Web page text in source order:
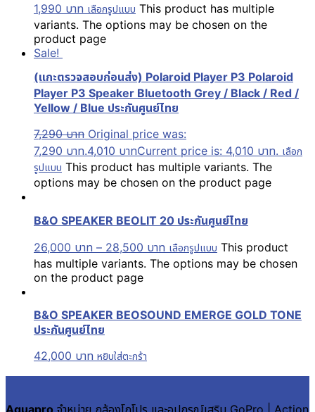
1,990 บาท เลือกรูปแบบ This product has multiple
variants. The options may be chosen on the
product page
Sale!
(แกะตรวจสอบก่อนส่ง) Polaroid Player P3 Polaroid
Player P3 Speaker Bluetooth Grey / Black / Red /
Yellow / Blue ประกันศูนย์ไทย
7,290บาท Original price was:
7,290 บาท.4,010 บาทCurrent price is: 4,010 บาท. เลือก
รูปแบบ This product has multiple variants. The
options may be chosen on the product page
B&O SPEAKER BEOLIT 20 ประกันศูนย์ไทย
26,000 บาท – 28,500 บาท เลือกรูปแบบ This product
has multiple variants. The options may be chosen
on the product page
B&O SPEAKER BEOSOUND EMERGE GOLD TONE
ประกันศูนย์ไทย
42,000 บาท หยิบใส่ตะกร้า